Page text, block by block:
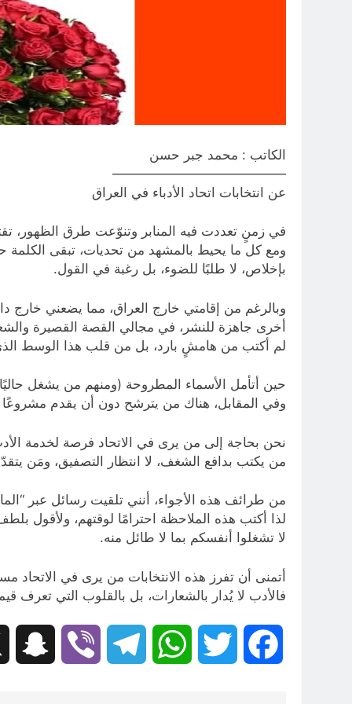
الكاتب : محمد جبر حسن
—————————————
عن انتخابات اتحاد الأدباء في العراق
في زمنٍ تعددت فيه المنابر وتنوّعت طرق الظهور،
ومع كل ما يحيط بالمشهد من تحديات، تبقى الكلمة
بإخلاص، لا طلبًا للضوء، بل رغبة في القول.
وبالرغم من إقامتي خارج العراق، مما يضعني خارج
أخرى جاهزة للنشر، في مجالي القصة القصيرة
لم أكتب من هامشٍ بارد، بل من قلب هذا الوسط الذي
حين أتأمل الأسماء المطروحة (ومنهم من يشغل
وفي المقابل، هناك من يترشح دون أن يقدم مشروعًا
نحن بحاجة إلى من يرى في الاتحاد فرصة لخدمة
من يكتب بدافع الشغف، لا انتظار التصفيق، ومَن
من طرائف هذه الأجواء، أنني تلقيت رسائل عبر
لذا أكتب هذه الملاحظة احترامًا لوقتهم، ولأقول
لا تشغلوا أنفسكم بما لا طائل منه.
أتمنى أن تفرز هذه الانتخابات من يرى في الاتحاد
فالأدب لا يُدار بالشعارات، بل بالقلوب التي
Facebook
Twitter
WhatsApp
Telegram
Viber